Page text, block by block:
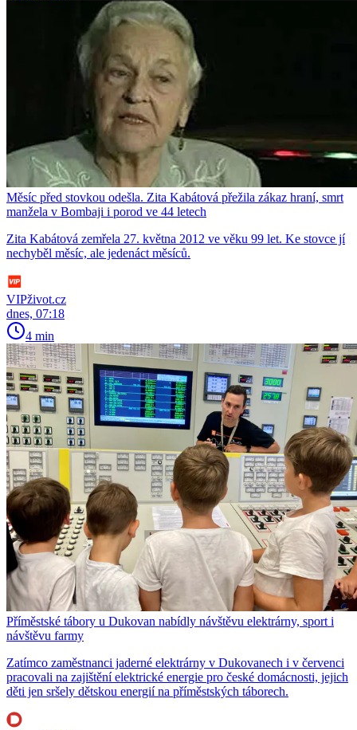
Měsíc před stovkou odešla. Zita Kabátová přežila zákaz hraní, smrt
manžela v Bombaji i porod ve 44 letech
Zita Kabátová zemřela 27. května 2012 ve věku 99 let. Ke stovce jí
nechyběl měsíc, ale jedenáct měsíců.
VIPživot.cz
dnes, 07:18
4 min
Příměstské tábory u Dukovan nabídly návštěvu elektrárny, sport i
návštěvu farmy
Zatímco zaměstnanci jaderné elektrárny v Dukovanech i v červenci
pracovali na zajištění elektrické energie pro české domácnosti, jejich
děti jen sršely dětskou energií na příměstských táborech.